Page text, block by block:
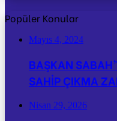
Popüler Konular
Mayıs 4, 2024
BAŞKAN
SAHİP ÇIKMA
Nisan 29, 2026